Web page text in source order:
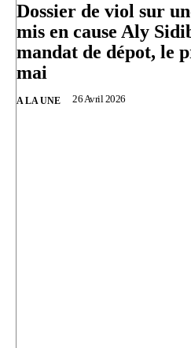
Dossier de viol sur
mis en cause Aly
mandat de dépot, le
mai
A LA UNE 26 Avril 2026